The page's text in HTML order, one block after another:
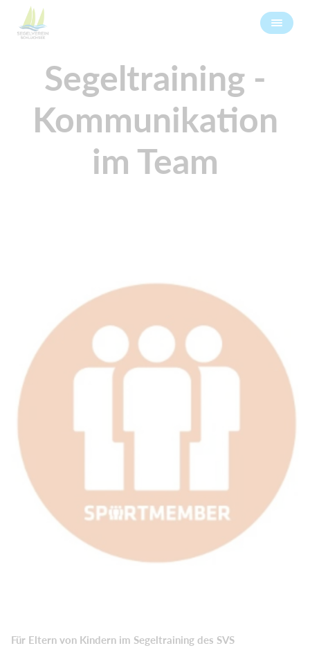
Segeltraining -
Kommunikation
im Team
Für Eltern von Kindern im Segeltraining des SVS